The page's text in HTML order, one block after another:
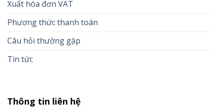
Xuất hóa đơn VAT
Phương thức thanh toán
Câu hỏi thường gặp
Tin tức
Thông tin liên hệ